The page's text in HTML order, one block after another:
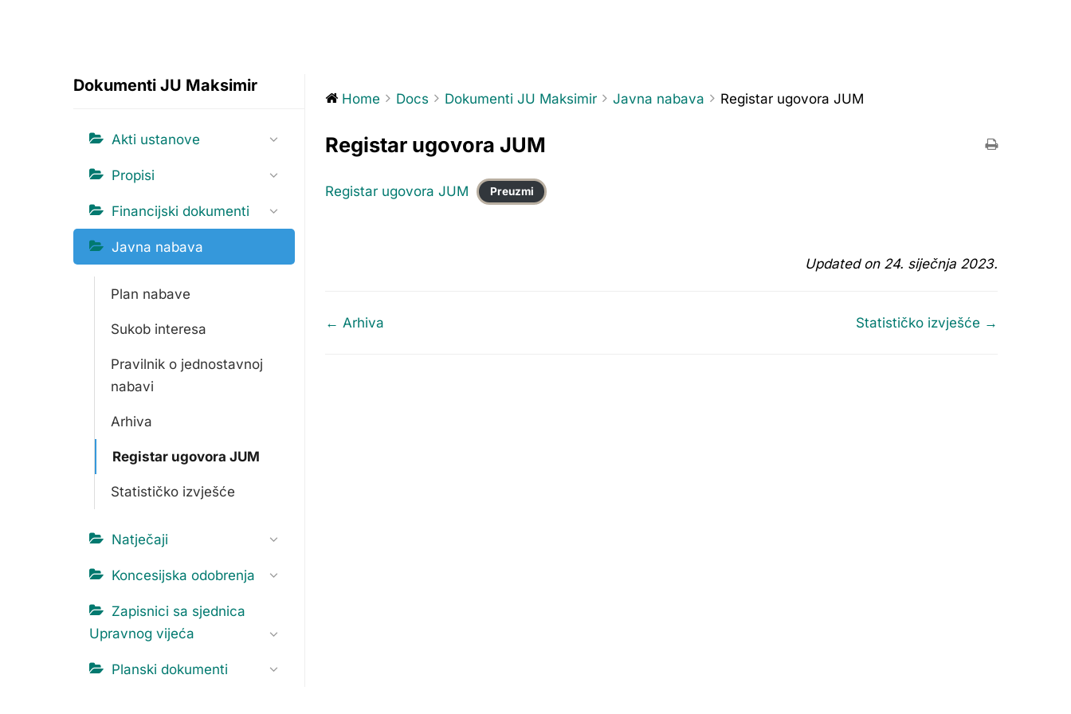
Dokumenti JU Maksimir
Akti ustanove
Propisi
Financijski dokumenti
Javna nabava
Plan nabave
Sukob interesa
Pravilnik o jednostavnoj
nabavi
Arhiva
Registar ugovora JUM
Statističko izvješće
Natječaji
Koncesijska odobrenja
Zapisnici sa sjednica
Upravnog vijeća
Planski dokumenti
Home Docs Dokumenti JU Maksimir Javna nabava Registar ugovora JUM
Registar ugovora JUM
Registar ugovora JUM Preuzmi
Updated on 24. siječnja 2023.
Doc
← Arhiva Statističko izvješće →